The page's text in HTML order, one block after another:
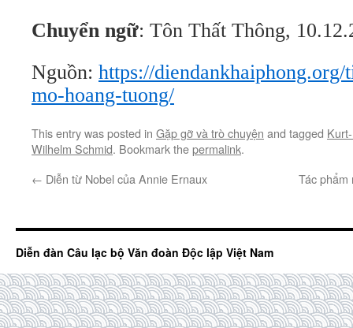
Chuyển ngữ: Tôn Thất Thông,
Nguồn: https://
mo-hoang-tuong/
This entry was posted in Gặp gỡ và trò chuyện and tagged
Wilhelm Schmid. Bookmark thepermalink.
← Diễn từ Nobel của Annie Ernaux Tác phẩm
Diễn đàn Câu lạc bộ Văn đoàn Độc lập Việt Nam